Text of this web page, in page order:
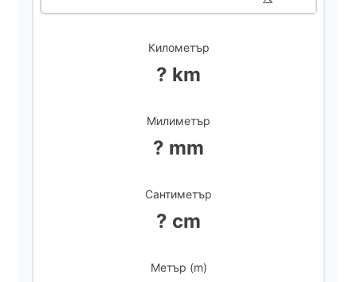
d
o
Километър
? km
Милиметър
? mm
Сантиметър
? cm
Метър (m)